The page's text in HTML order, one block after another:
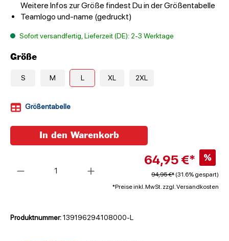
Weitere Infos zur Größe findest Du in der Größentabelle
Teamlogo und-name (gedruckt)
Sofort versandfertig, Lieferzeit (DE): 2-3 Werktage
Größe
S M L XL 2XL
Größentabelle
64,95 €* %
94,95 €* (31.6% gespart)
*Preise inkl. MwSt. zzgl. Versandkosten
In den Warenkorb
Produktnummer:139196294108000-L